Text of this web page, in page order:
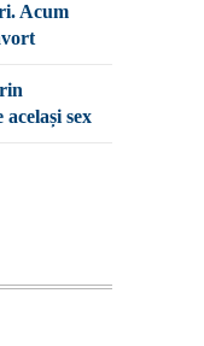
Acum
sex